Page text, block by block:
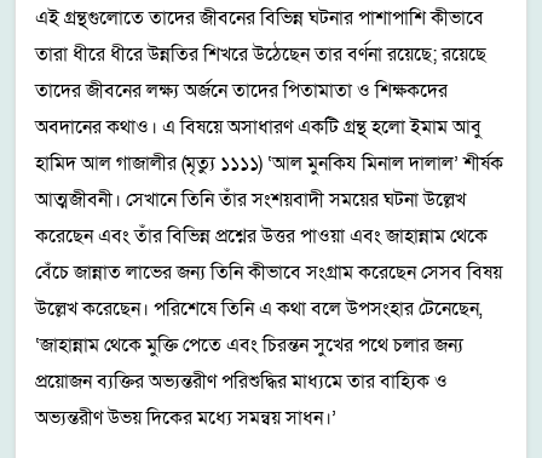
এই গ্রন্থগুলোতে তাদের জীবনের বিভিন্ন ঘটনার পাশাপাশি কীভাবে
তারা ধীরে ধীরে উন্নতির শিখরে উঠেছেন তার বর্ণনা রয়েছে; রয়েছে
তাদের জীবনের লক্ষ্য অর্জনে তাদের পিতামাতা ও শিক্ষকদের
অবদানের কথাও। এ বিষয়ে অসাধারণ একটি গ্রন্থ হলো ইমাম আবু
হামিদ আল গাজালীর (মৃত্যু ১১১১) ‘আল মুনকিয মিনাল দালাল’ শীর্ষক
আত্মজীবনী। সেখানে তিনি তাঁর সংশয়বাদী সময়ের ঘটনা উল্লেখ
করেছেন এবং তাঁর বিভিন্ন প্রশ্নের উত্তর পাওয়া এবং জাহান্নাম থেকে
বেঁচে জান্নাত লাভের জন্য তিনি কীভাবে সংগ্রাম করেছেন সেসব বিষয়
উল্লেখ করেছেন। পরিশেষে তিনি এ কথা বলে উপসংহার টেনেছেন,
‘জাহান্নাম থেকে মুক্তি পেতে এবং চিরন্তন সুখের পথে চলার জন্য
প্রয়োজন ব্যক্তির অভ্যন্তরীণ পরিশুদ্ধির মাধ্যমে তার বাহ্যিক ও
অভ্যন্তরীণ উভয় দিকের মধ্যে সমন্বয় সাধন।’